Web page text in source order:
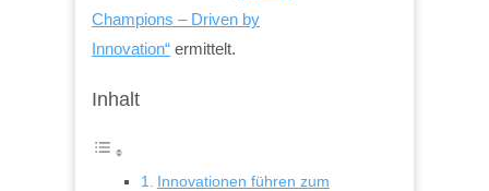
Champions – Driven by
Innovation“ ermittelt.
Inhalt
Innovationen führen zum